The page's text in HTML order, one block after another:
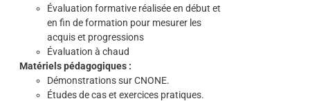
Évaluation formative réalisée en début et
en fin de formation pour mesurer les
acquis et progressions
Évaluation à chaud
Matériels pédagogiques :
Démonstrations sur CNONE.
Études de cas et exercices pratiques.